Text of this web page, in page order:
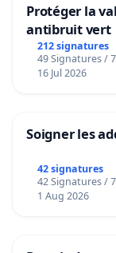
Protéger la
antibruit vert
212 signatures
49 Signatures /
16 Jul 2026
Soigner les
42 signatures
42 Signatures /
1 Aug 2026